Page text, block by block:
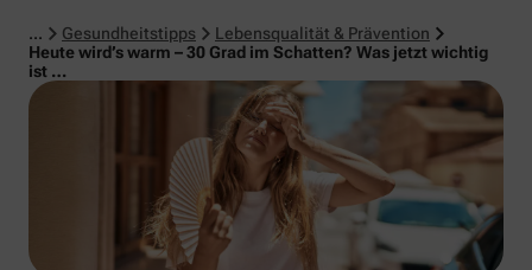
... Gesundheitstipps
Lebensqualität & Prävention
Heute wird’s warm – 30 Grad im Schatten? Was jetzt wichtig
ist …